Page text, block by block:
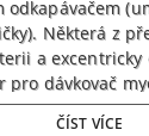
odkapávačem
Některá z
a excentricky
pro dávkovač
zvyšuje
ČÍST VÍCE